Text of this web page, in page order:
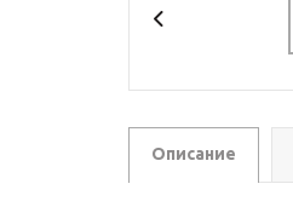
Описание